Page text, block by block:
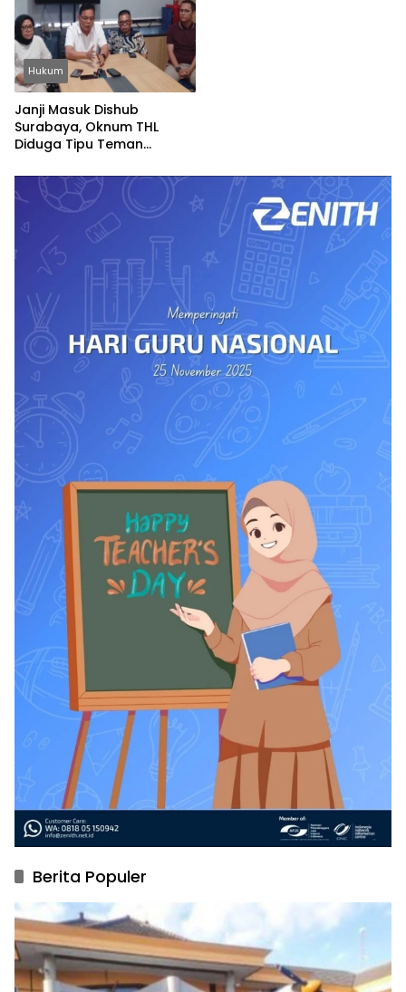
Hukum
Janji Masuk Dishub
Surabaya, Oknum THL
Diduga Tipu Teman
Berita Populer